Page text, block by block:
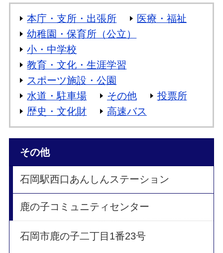
本庁・支所・出張所
医療・福祉
幼稚園・保育所（公立）
小・中学校
教育・文化・生涯学習
スポーツ施設・公園
水道・駐車場
その他
投票所
歴史・文化財
高速バス
その他
石岡駅西口あんしんステーション
鹿の子コミュニティセンター
石岡市鹿の子二丁目1番23号